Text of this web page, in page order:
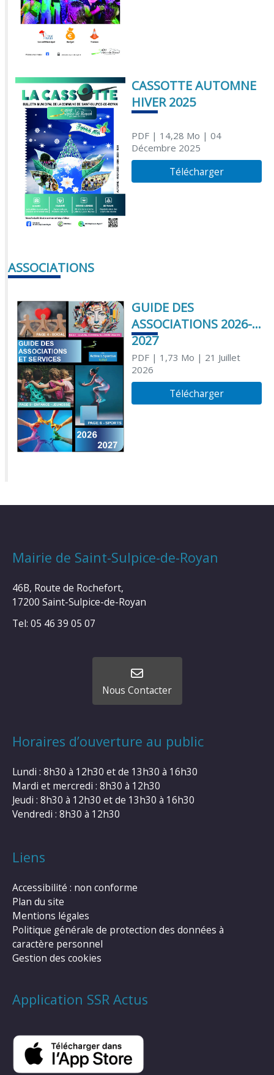
CASSOTTE AUTOMNE
HIVER 2025
PDF| 14,28 Mo | 04
Décembre 2025
Télécharger
ASSOCIATIONS
GUIDE DES
ASSOCIATIONS 2026-
2027
PDF| 1,73 Mo | 21 Juillet
2026
Télécharger
Mairie de Saint-Sulpice-de-Royan
46B, Route de Rochefort,
17200 Saint-Sulpice-de-Royan
Tel: 05 46 39 05 07
Nous Contacter
Horaires d’ouverture au public
Lundi : 8h30 à 12h30 et de 13h30 à 16h30
Mardi et mercredi : 8h30 à 12h30
Jeudi : 8h30 à 12h30 et de 13h30 à 16h30
Vendredi : 8h30 à 12h30
Liens
Accessibilité : non conforme
Plan du site
Mentions légales
Politique générale de protection des données à
caractère personnel
Gestion des cookies
Application SSR Actus